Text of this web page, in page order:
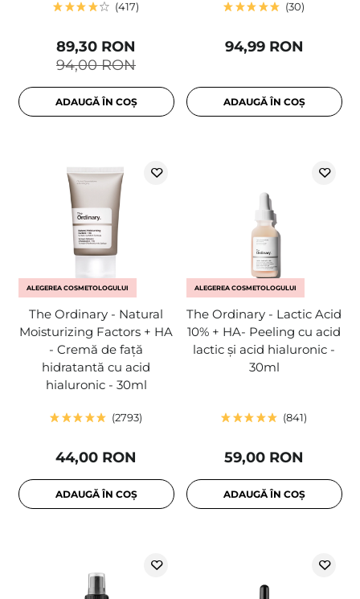
417
94,00 RON
89,30 RON
ADAUGĂ ÎN COȘ
30
94,99 RON
ADAUGĂ ÎN COȘ
ALEGEREA COSMETOLOGULUI
The Ordinary - Natural
Moisturizing Factors + HA
- Cremă de față
hidratantă cu acid
hialuronic - 30ml
2793
44,00 RON
ADAUGĂ ÎN COȘ
ALEGEREA COSMETOLOGULUI
The Ordinary - Lactic Acid
10% + HA- Peeling cu acid
lactic și acid hialuronic -
30ml
841
59,00 RON
ADAUGĂ ÎN COȘ